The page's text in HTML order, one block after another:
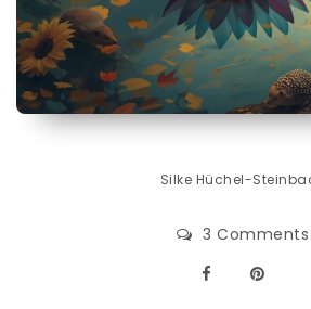
Silke Hüchel-
3 Comments